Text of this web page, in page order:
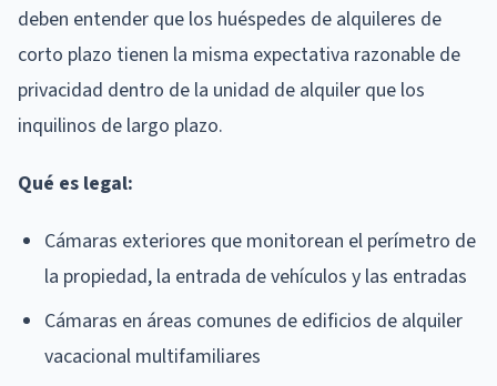
deben entender que los huéspedes de alquileres de
corto plazo tienen la misma expectativa razonable de
privacidad dentro de la unidad de alquiler que los
inquilinos de largo plazo.
Qué es legal:
Cámaras exteriores que monitorean el perímetro de
la propiedad, la entrada de vehículos y las entradas
Cámaras en áreas comunes de edificios de alquiler
vacacional multifamiliares